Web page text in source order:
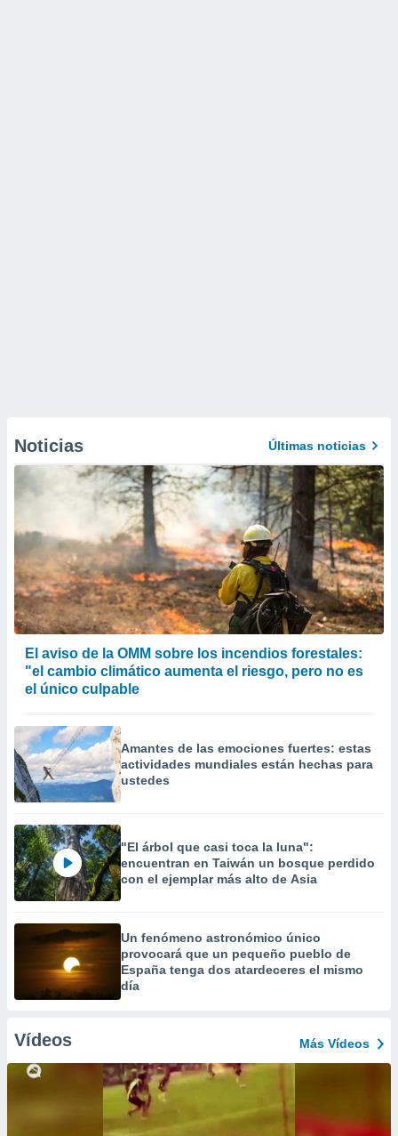
Noticias Últimas noticias
El aviso de la OMM sobre los incendios forestales:
"el cambio climático aumenta el riesgo, pero no es
el único culpable
Amantes de las emociones fuertes: estas
actividades mundiales están hechas para
ustedes
"El árbol que casi toca la luna":
encuentran en Taiwán un bosque perdido
con el ejemplar más alto de Asia
Un fenómeno astronómico único
provocará que un pequeño pueblo de
España tenga dos atardeceres el mismo
día
Vídeos Más Vídeos